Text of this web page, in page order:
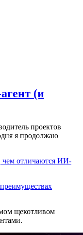
(и
проектов
я продолжаю
чем отличаются ИИ-
щекотливом